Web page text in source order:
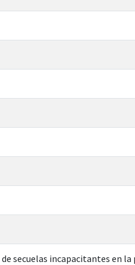
secuelas incapacitantes en